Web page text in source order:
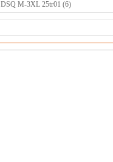
DSQ M-3XL 25tr01 (6)